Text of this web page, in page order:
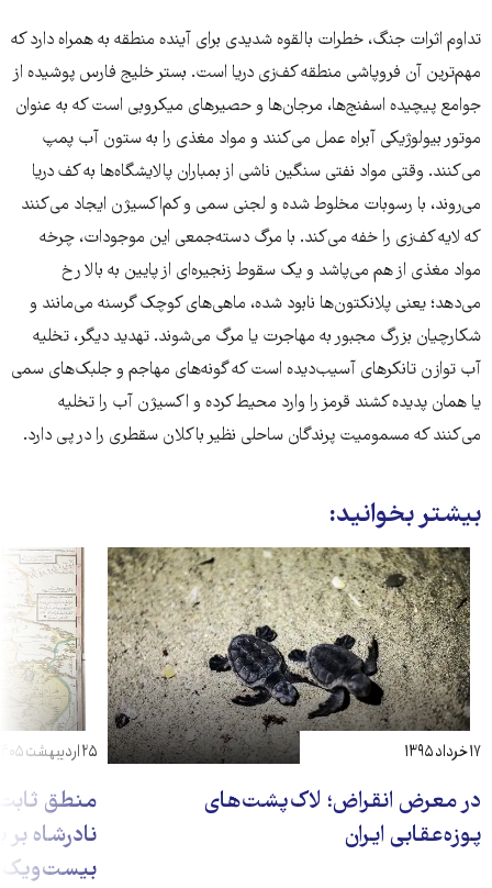
تداوم اثرات جنگ، خطرات بالقوه شدیدی برای آینده منطقه به همراه دارد که
مهم‌ترین آن فروپاشی منطقه کف‌زی دریا است. بستر خلیج فارس پوشیده از
جوامع پیچیده اسفنج‌ها، مرجان‌ها و حصیرهای میکروبی است که به عنوان
موتور بیولوژیکی آبراه عمل می‌کنند و مواد مغذی را به ستون آب پمپ
می‌کنند. وقتی مواد نفتی سنگین ناشی از بمباران پالایشگاه‌ها به کف دریا
می‌روند، با رسوبات مخلوط شده و لجنی سمی و کم‌اکسیژن ایجاد می‌کنند
که لایه کف‌زی را خفه می‌کند. با مرگ دسته‌جمعی این موجودات، چرخه
مواد مغذی از هم می‌پاشد و یک سقوط زنجیره‌ای از پایین به بالا رخ
می‌دهد؛ یعنی پلانکتون‌ها نابود شده، ماهی‌های کوچک گرسنه می‌مانند و
شکارچیان بزرگ مجبور به مهاجرت یا مرگ می‌شوند. تهدید دیگر، تخلیه
آب توازن تانکرهای آسیب‌دیده است که گونه‌های مهاجم و جلبک‌های سمی
یا همان پدیده کشند قرمز را وارد محیط کرده و اکسیژن آب را تخلیه
می‌کنند که مسمومیت پرندگان ساحلی نظیر باکلان سقطری را در پی دارد.
بیشتر بخوانید:
در معرض انقراض؛ لاک‌پشت‌های
پوزه‌عقابی ایران
۱۷ خرداد ۱۳۹۵
منطق
نادرشاه
بیست‌ویک
۲۵ اردیبهشت ۱۴۰۵